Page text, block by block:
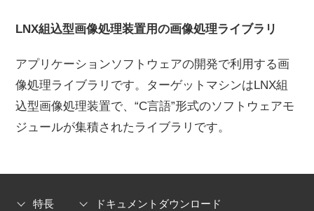
LNX組込型画像処理装置用の画像処理ライブラリ
アプリケーションソフトウェアの開発で利用する画
像処理ライブラリです。ターゲットマシンはLNX組
込型画像処理装置で、“C言語”形式のソフトウェアモ
ジュールが集積されたライブラリです。
特長 ドキュメントダウンロード